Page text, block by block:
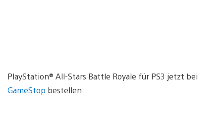
PlayStation® All-Stars Battle Royale für PS3 jetzt bei
GameStop bestellen.